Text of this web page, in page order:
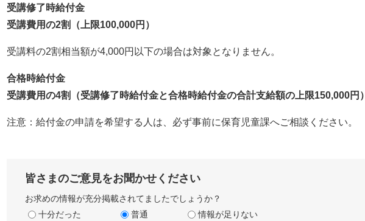
受講修了時給付金
受講費用の2割（上限100,000円）
受講料の2割相当額が4,000円以下の場合は対象となりません。
合格時給付金
受講費用の4割（受講修了時給付金と合格時給付金の合計支給額の上限150,000円）
注意：給付金の申請を希望する人は、必ず事前に保育児童課へご相談ください。
皆さまのご意見をお聞かせください
お求めの情報が充分掲載されてましたでしょうか？
十分だった
普通 情報が足りない